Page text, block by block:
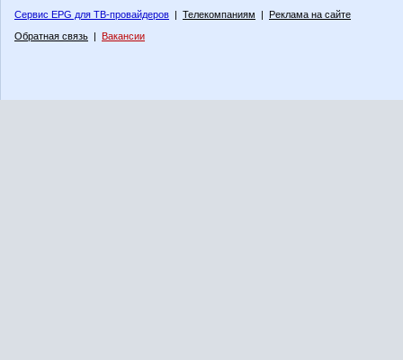
Сервис EPG для ТВ-провайдеров | Телекомпаниям | Реклама на сайте
Обратная связь | Вакансии